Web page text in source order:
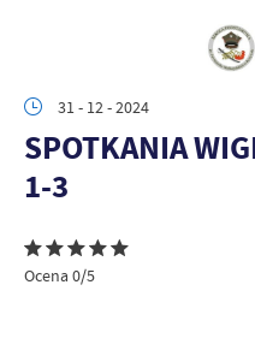
31 - 12 - 2024
SPOTKANIA
1-3
Ocena 0/5